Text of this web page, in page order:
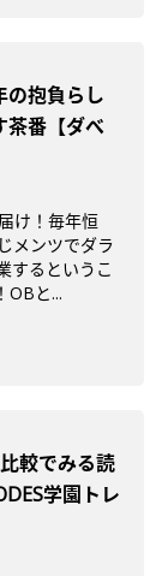
の抱負らし
茶番【ダべ
け！毎年恒
メンツでダラ
するというこ
OBと...
較でみる読
学園トレ